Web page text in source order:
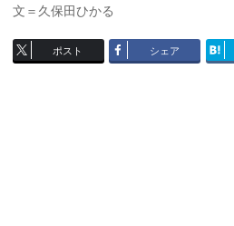
文＝久保田ひかる
ポスト シェア